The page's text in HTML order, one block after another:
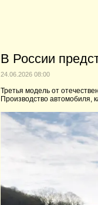
В России
24.06.2026 08:00
Третья модель от
Производство автомобиля,